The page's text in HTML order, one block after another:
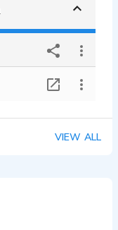
VIEW ALL